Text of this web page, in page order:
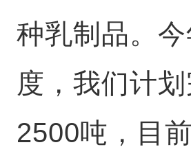
种乳制品。
度，我们计
2500吨，目